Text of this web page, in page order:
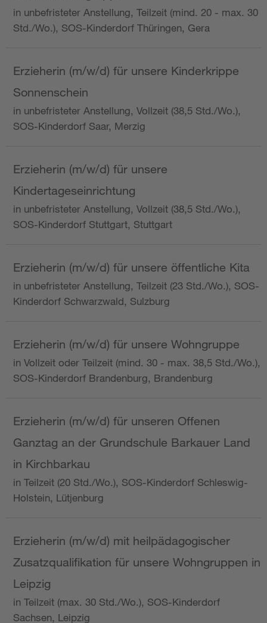
in unbefristeter Anstellung, Teilzeit (mind. 20 - max. 30
Std./Wo.), SOS-Kinderdorf Thüringen, Gera
Erzieherin (m/w/d) für unsere Kinderkrippe
Sonnenschein
in unbefristeter Anstellung, Vollzeit (38,5 Std./Wo.),
SOS-Kinderdorf Saar, Merzig
Erzieherin (m/w/d) für unsere
Kindertageseinrichtung
in unbefristeter Anstellung, Vollzeit (38,5 Std./Wo.),
SOS-Kinderdorf Stuttgart, Stuttgart
Erzieherin (m/w/d) für unsere öffentliche Kita
in unbefristeter Anstellung, Teilzeit (23 Std./Wo.), SOS-
Kinderdorf Schwarzwald, Sulzburg
Erzieherin (m/w/d) für unsere Wohngruppe
in Vollzeit oder Teilzeit (mind. 30 - max. 38,5 Std./Wo.),
SOS-Kinderdorf Brandenburg, Brandenburg
Erzieherin (m/w/d) für unseren Offenen
Ganztag an der Grundschule Barkauer Land
in Kirchbarkau
in Teilzeit (20 Std./Wo.), SOS-Kinderdorf Schleswig-
Holstein, Lütjenburg
Erzieherin (m/w/d) mit heilpädagogischer
Zusatzqualifikation für unsere Wohngruppen in
Leipzig
in Teilzeit (max. 30 Std./Wo.), SOS-Kinderdorf
Sachsen, Leipzig